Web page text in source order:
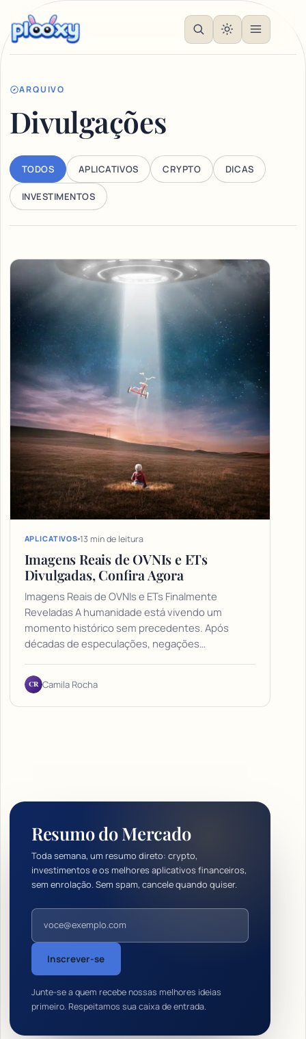
ARQUIVO
Divulgações
TODOS APLICATIVOS CRYPTO DICAS
INVESTIMENTOS
Articles
APLICATIVOS 13 min de leitura
Imagens Reais de OVNIs e ETs
Divulgadas, Confira Agora
Imagens Reais de OVNIs e ETs Finalmente
Reveladas A humanidade está vivendo um
momento histórico sem precedentes. Após
décadas de especulações, negações…
CR Camila Rocha
Resumo do Mercado
Toda semana, um resumo direto: crypto,
investimentos e os melhores aplicativos financeiros,
sem enrolação. Sem spam, cancele quando quiser.
Endereço de e-mail
Inscrever-se
Junte-se a quem recebe nossas melhores ideias
primeiro. Respeitamos sua caixa de entrada.